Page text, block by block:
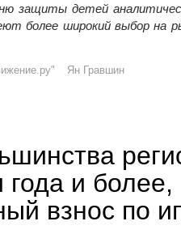
защиты детей
более широкий выбор на
с детьми проще снять
Ян Гравшин
года и
взнос по